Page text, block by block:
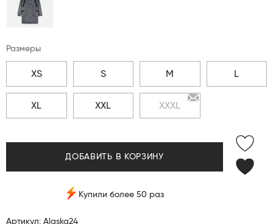
Размеры
XS S M L
XL XXL XXXL
ДОБАВИТЬ В КОРЗИНУ
Купили более 50 раз
Артикул: Alaska24